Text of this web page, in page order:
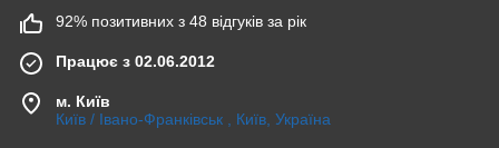
92% позитивних з 48 відгуків за рік
Працює з 02.06.2012
м. Київ
Київ / Івано-Франківськ , Київ, Україна